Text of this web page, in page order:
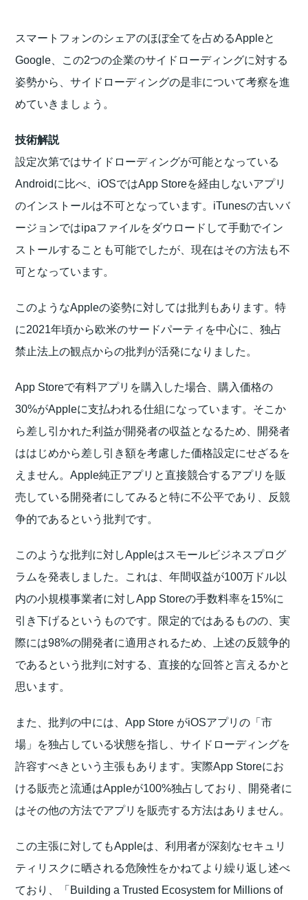
スマートフォンのシェアのほぼ全てを占めるAppleと
Google、この2つの企業のサイドローディングに対する
姿勢から、サイドローディングの是非について考察を進
めていきましょう。
技術解説
設定次第ではサイドローディングが可能となっている
Androidに比べ、iOSではApp Storeを経由しないアプリ
のインストールは不可となっています。iTunesの古いバ
ージョンではipaファイルをダウロードして手動でイン
ストールすることも可能でしたが、現在はその方法も不
可となっています。
このようなAppleの姿勢に対しては批判もあります。特
に2021年頃から欧米のサードパーティを中心に、独占
禁止法上の観点からの批判が活発になりました。
App Storeで有料アプリを購入した場合、購入価格の
30%がAppleに支払われる仕組になっています。そこか
ら差し引かれた利益が開発者の収益となるため、開発者
ははじめから差し引き額を考慮した価格設定にせざるを
えません。Apple純正アプリと直接競合するアプリを販
売している開発者にしてみると特に不公平であり、反競
争的であるという批判です。
このような批判に対しAppleはスモールビジネスプログ
ラムを発表しました。これは、年間収益が100万ドル以
内の小規模事業者に対しApp Storeの手数料率を15%に
引き下げるというものです。限定的ではあるものの、実
際には98%の開発者に適用されるため、上述の反競争的
であるという批判に対する、直接的な回答と言えるかと
思います。
また、批判の中には、App Store がiOSアプリの「市
場」を独占している状態を指し、サイドローディングを
許容すべきという主張もあります。実際App Storeにお
ける販売と流通はAppleが100%独占しており、開発者に
はその他の方法でアプリを販売する方法はありません。
この主張に対してもAppleは、利用者が深刻なセキュリ
ティリスクに晒される危険性をかねてより繰り返し述べ
ており、「Building a Trusted Ecosystem for Millions of